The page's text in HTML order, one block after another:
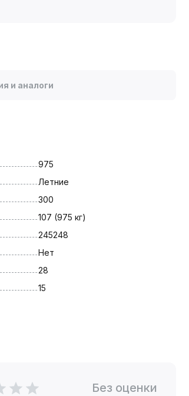
и аналоги
975
Летние
300
107 (975 кг)
245248
Нет
28
15
Без оценки